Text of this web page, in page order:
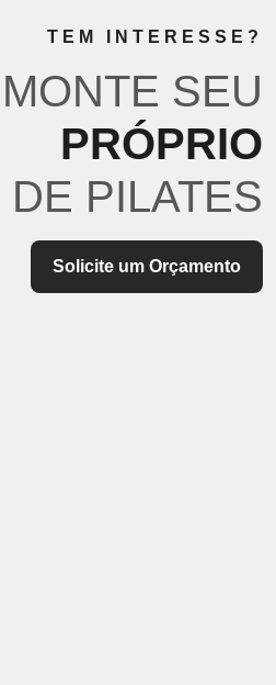
TEM INTERESSE?
MONTE SEU
PRÓPRIO
DE PILATES
Solicite um Orçamento